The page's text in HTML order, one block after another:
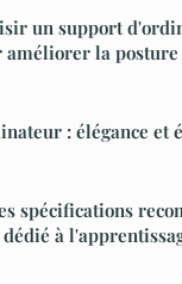
un support
améliorer la posture
: élégance et
spécifications
à